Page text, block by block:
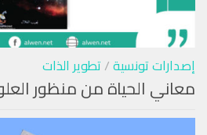
إصدارات تونسية/ تطوير الذات
معاني الحياة من منظور